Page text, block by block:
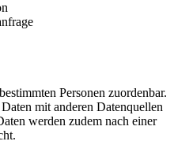
Personen zuordenbar.
mit anderen Datenquellen
werden zudem nach einer